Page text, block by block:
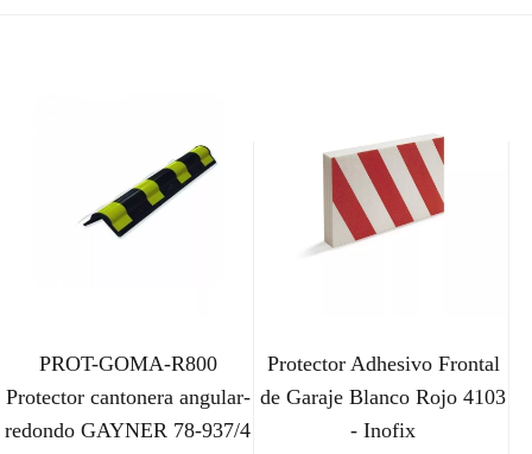
PROT-GOMA-R800
Protector cantonera angular-
redondo GAYNER 78-937/4
Protector Adhesivo Frontal
de Garaje Blanco Rojo 4103
- Inofix